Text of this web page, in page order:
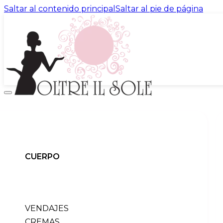
Saltar al contenido principal Saltar al pie de página
CUERPO
VENDAJES
perfumes
sueros